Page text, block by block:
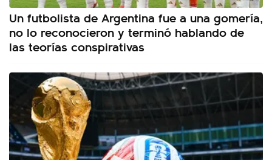
Un futbolista de Argentina fue a una gomería,
no lo reconocieron y terminó hablando de
las teorías conspirativas